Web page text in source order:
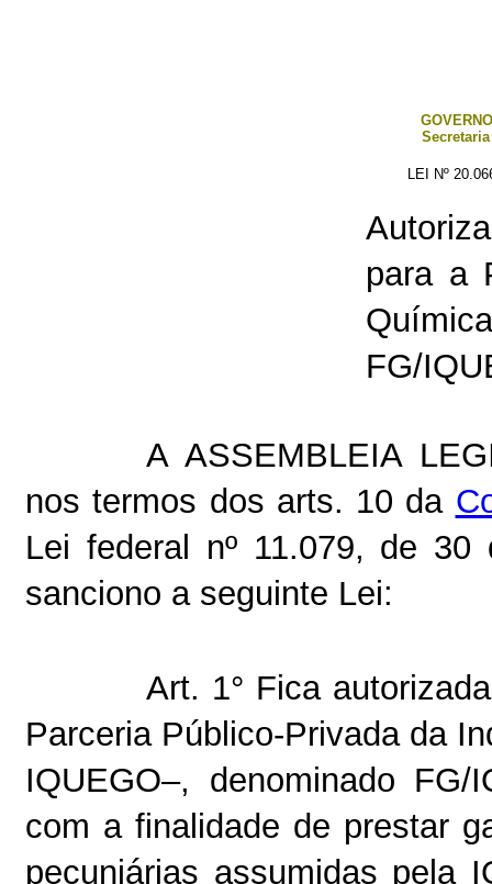
LEI Nº
para a
FG/
A ASSEMBLEIA
nos termos dos arts. 10 da
Lei federal nº 11.079, de
sanciono a seguinte Lei:
Art. 1° Fica
Parceria Público-Privada da
IQUEGO–, denominado
com a finalidade de prestar
pecuniárias assumidas pela